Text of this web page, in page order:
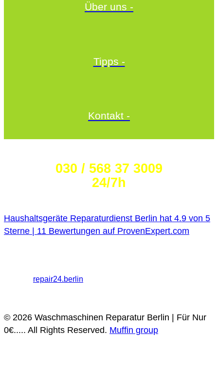
Über uns -
Tipps -
Kontakt -
030 / 568 37 3009
24/7h
Haushaltsgeräte Reparaturdienst Berlin hat 4.9 von 5
Sterne | 11 Bewertungen auf ProvenExpert.com
repair24.berlin
© 2026 Waschmaschinen Reparatur Berlin | Für Nur
0€..... All Rights Reserved. Muffin group